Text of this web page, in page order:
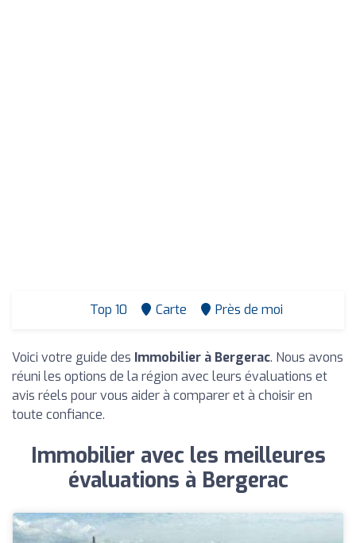
Top 10 Carte Près de moi
Voici votre guide des Immobilier à Bergerac. Nous avons
réuni les options de la région avec leurs évaluations et
avis réels pour vous aider à comparer et à choisir en
toute confiance.
Immobilier avec les meilleures
évaluations à Bergerac